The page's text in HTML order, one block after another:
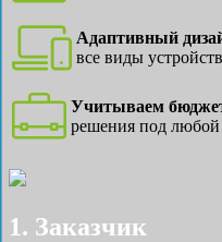
Адаптивный
все виды устройств
Учитываем
решения под
1. Заказчик